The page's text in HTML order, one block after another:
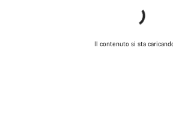
Il contenuto si sta